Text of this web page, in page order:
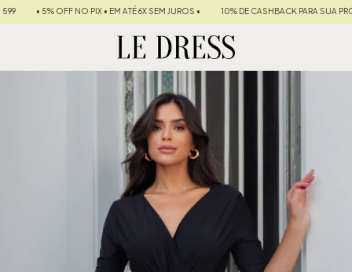
PIX • EM ATÉ 6X SEM JUROS • 10% DE CASHBACK PARA SUA PRÓXIMA COMPRA